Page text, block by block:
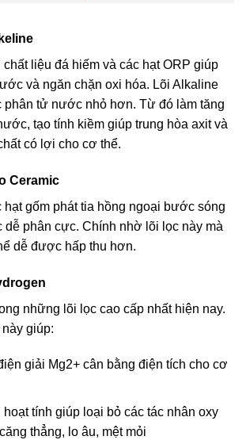
chất liệu đá hiếm và các hạt ORP giúp
và ngăn chặn oxi hóa. Lõi Alkaline
phân tử nước nhỏ hơn. Từ đó làm tăng
tạo tính kiềm giúp trung hòa axit và
có lợi cho cơ thể.
Ceramic
hạt gốm phát tia hồng ngoại bước sóng
phân cực. Chính nhờ lõi lọc này mà
dễ được hấp thu hơn.
những lõi lọc cao cấp nhất hiện nay.
giúp:
giải Mg2+ cân bằng điện tích cho cơ
tính giúp loại bỏ các tác nhân oxy
thẳng, lo âu, mệt mỏi